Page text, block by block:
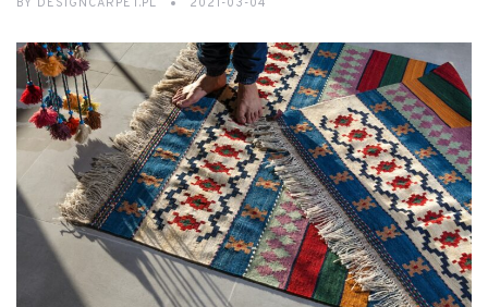
BY DESIGNCARPET.PL 2021-03-04